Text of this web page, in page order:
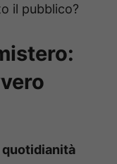
il pubblico?
quotidianità